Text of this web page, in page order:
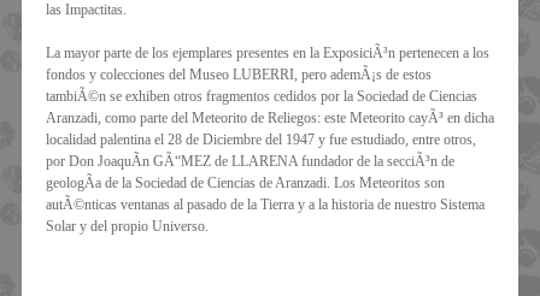
las Impactitas.
La mayor parte de los ejemplares presentes en la ExposiciÃ³n pertenecen a los
fondos y colecciones del Museo LUBERRI, pero ademÃ¡s de estos
tambiÃ©n se exhiben otros fragmentos cedidos por la Sociedad de Ciencias
Aranzadi, como parte del Meteorito de Reliegos: este Meteorito cayÃ³ en dicha
localidad palentina el 28 de Diciembre del 1947 y fue estudiado, entre otros,
por Don JoaquÃ­n GÃ“MEZ de LLARENA fundador de la secciÃ³n de
geologÃ­a de la Sociedad de Ciencias de Aranzadi. Los Meteoritos son
autÃ©nticas ventanas al pasado de la Tierra y a la historia de nuestro Sistema
Solar y del propio Universo.